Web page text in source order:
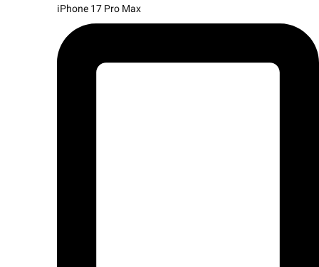
iPhone 17 Pro Max